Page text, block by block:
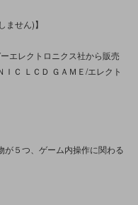
ません)】
エレクトロニクス社から販売
Ｃ ＬＣＤ ＧＡＭＥ/エレクト
が５つ、ゲーム内操作に関わる